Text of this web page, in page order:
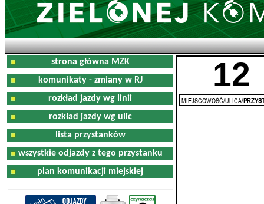
strona główna MZK
komunikaty - zmiany w RJ
rozkład jazdy wg linii
rozkład jazdy wg ulic
lista przystanków
wszystkie odjazdy z tego przystanku
plan komunikacji miejskiej
12
MIEJSCOWOŚĆ/ULICA/